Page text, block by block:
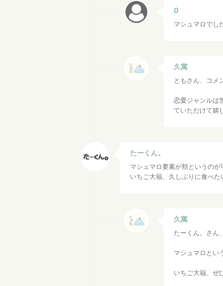
0
マシュマロでし
久寓
ともさん、コメ
恋愛ジャンルは
ていただけて嬉
たーくん。
マシュマロ要素が頬というの
いちご大福、久しぶりに食べ
久寓
たーくん。さん
マシュマロとい
いちご大福、ぜ